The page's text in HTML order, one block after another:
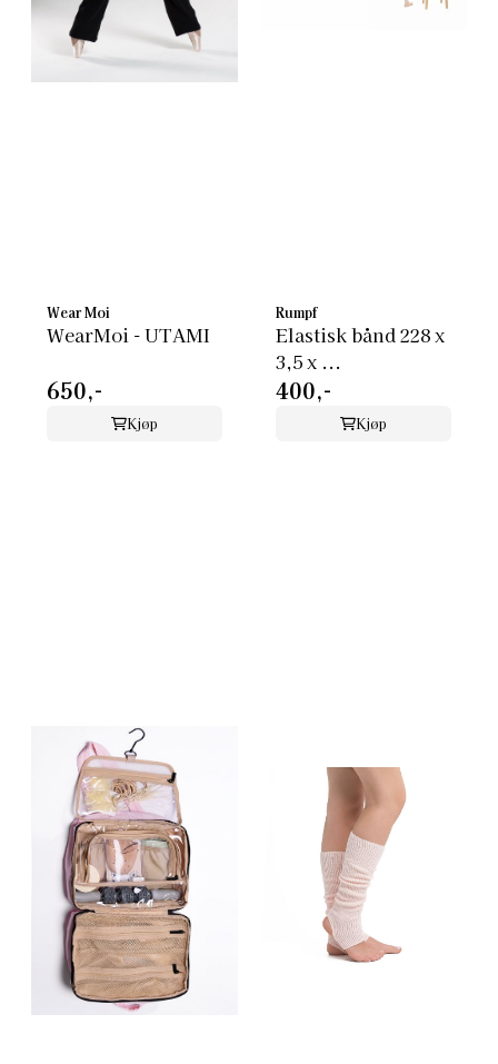
Wear Moi
WearMoi - UTAMI
650,-
Kjøp
Rumpf
Elastisk bånd 228 x
3,5 x ...
400,-
Kjøp